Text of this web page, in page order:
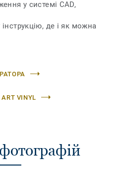
у системі CAD,
де і як можна
VINYL